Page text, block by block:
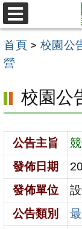
跳
至
主
要
區
選
單
首頁 > 校園公
營
校園公
公告主旨
發佈日期
發佈單位
公告類別